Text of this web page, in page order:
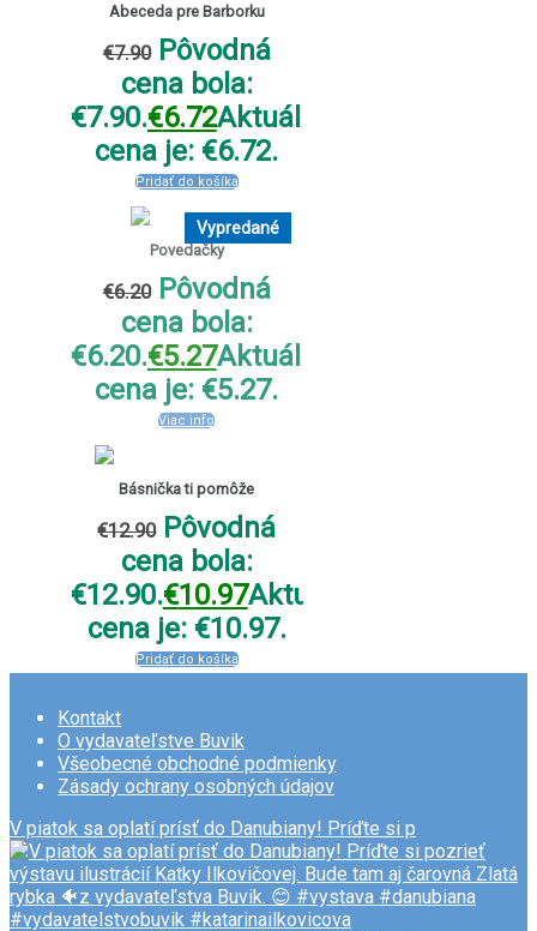
Abeceda pre Barborku
€7.90 Pôvodná
cena bola:
€7.90.€6.72Aktuálna
cena je: €6.72.
Pridať do košíka
Vypredané
Povedačky
€6.20 Pôvodná
cena bola:
€6.20.€5.27Aktuálna
cena je: €5.27.
Viac info
Básnička ti pomôže
€12.90 Pôvodná
cena bola:
€12.90.€10.97Aktuálna
cena je: €10.97.
Pridať do košíka
Kontakt
O vydavateľstve Buvik
Všeobecné obchodné podmienky
Zásady ochrany osobných údajov
V piatok sa oplatí prísť do Danubiany! Príďte si p